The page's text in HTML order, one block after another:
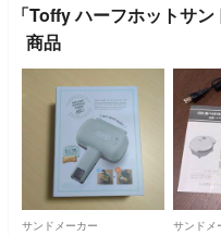
「Toffy ハーフホットサ
商品
サンドメーカー サンドメ